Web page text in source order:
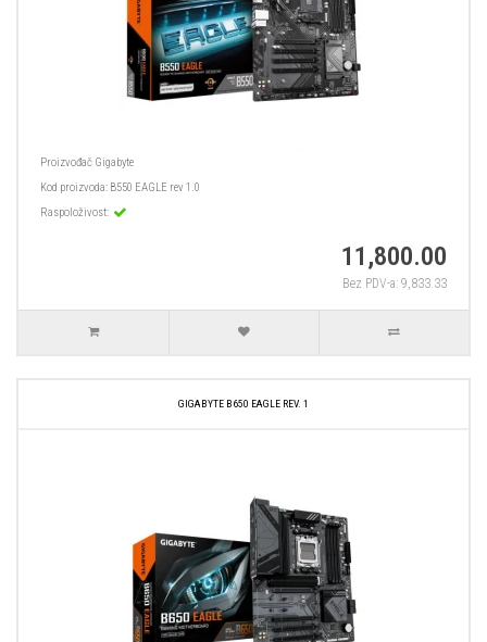
Proizvođač Gigabyte
Kod proizvoda: B550 EAGLE rev 1.0
Raspoloživost:
11,800.00
Bez PDV-a: 9,833.33
GIGABYTE B650 EAGLE REV. 1